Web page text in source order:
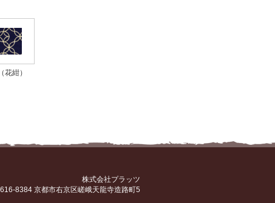
花紺）
株式会社プラッツ
8384 京都市右京区嵯峨天龍寺造路町5